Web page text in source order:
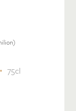
75cl